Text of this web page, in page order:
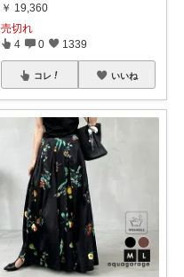
￥ 19,360
売切れ
4 0 1339
コレ いいね